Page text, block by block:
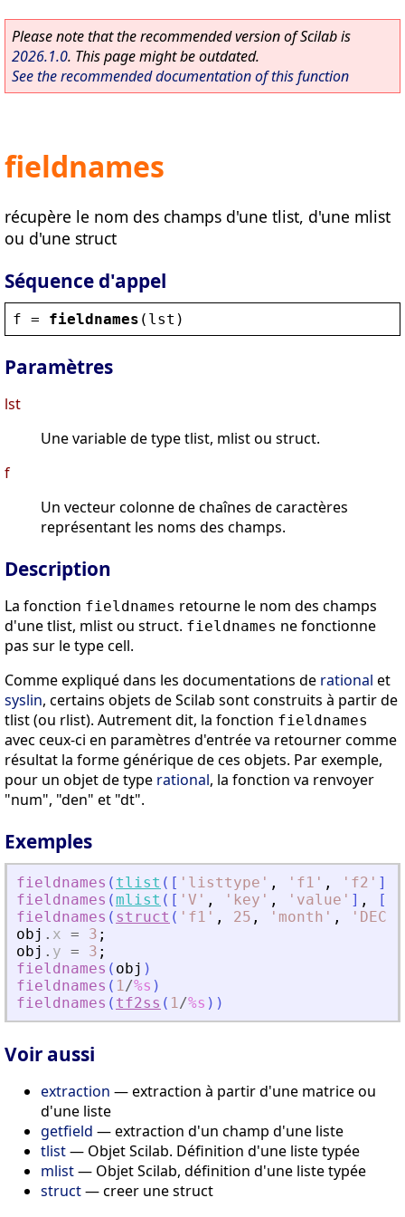
Please note that the recommended version of Scilab is
2026.1.0. This page might be outdated.
See the recommended documentation of this function
fieldnames
récupère le nom des champs d'une tlist, d'une mlist
ou d'une struct
Séquence d'appel
f = fieldnames ( lst )
Paramètres
lst
Une variable de type tlist, mlist ou struct.
f
Un vecteur colonne de chaînes de caractères
représentant les noms des champs.
Description
La fonction fieldnames retourne le nom des champs
d'une tlist, mlist ou struct. fieldnames ne fonctionne
pas sur le type cell.
Comme expliqué dans les documentations de rational et
syslin, certains objets de Scilab sont construits à partir de
tlist (ou rlist). Autrement dit, la fonction fieldnames
avec ceux-ci en paramètres d'entrée va retourner comme
résultat la forme générique de ces objets. Par exemple,
pour un objet de type rational, la fonction va renvoyer
"num", "den" et "dt".
Exemples
fieldnames ( tlist ( [ ' listtype ' , ' f1 ' , ' f2 ' ]
fieldnames (mlist ( [ ' V ' , ' key ' , ' value ' ] , [
fieldnames ( struct ( ' f1 ' , 25 , ' month ' , ' DEC
obj . x = 3 ;
obj . y = 3 ;
fieldnames ( obj )
fieldnames ( 1/%s )
fieldnames ( tf2ss ( 1/%s ) )
Voir aussi
extraction — extraction à partir d'une matrice ou
d'une liste
getfield — extraction d'un champ d'une liste
tlist— Objet Scilab. Définition d'une liste typée
mlist— Objet Scilab, définition d'une liste typée
struct— creer une struct